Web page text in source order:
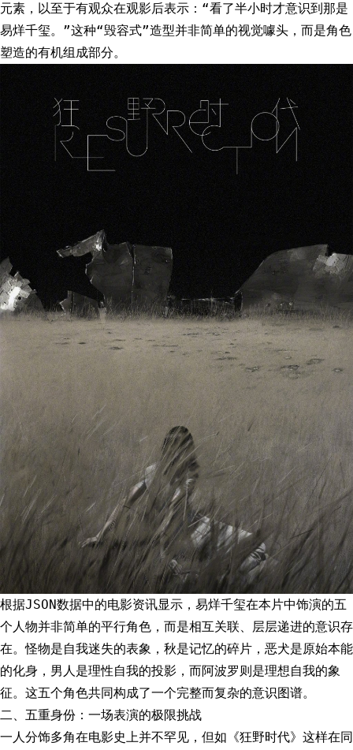
元素，以至于有观众在观影后表示：“看了半小时才意识到那是
易烊千玺。”这种“毁容式”造型并非简单的视觉噱头，而是角色
塑造的有机组成部分。
根据JSON数据中的电影资讯显示，易烊千玺在本片中饰演的五
个人物并非简单的平行角色，而是相互关联、层层递进的意识存
在。怪物是自我迷失的表象，秋是记忆的碎片，恶犬是原始本能
的化身，男人是理性自我的投影，而阿波罗则是理想自我的象
征。这五个角色共同构成了一个完整而复杂的意识图谱。
二、五重身份：一场表演的极限挑战
一人分饰多角在电影史上并不罕见，但如《狂野时代》这样在同